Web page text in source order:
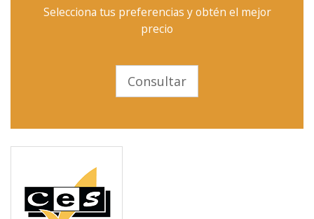
Selecciona tus preferencias y obtén el mejor
precio
Consultar